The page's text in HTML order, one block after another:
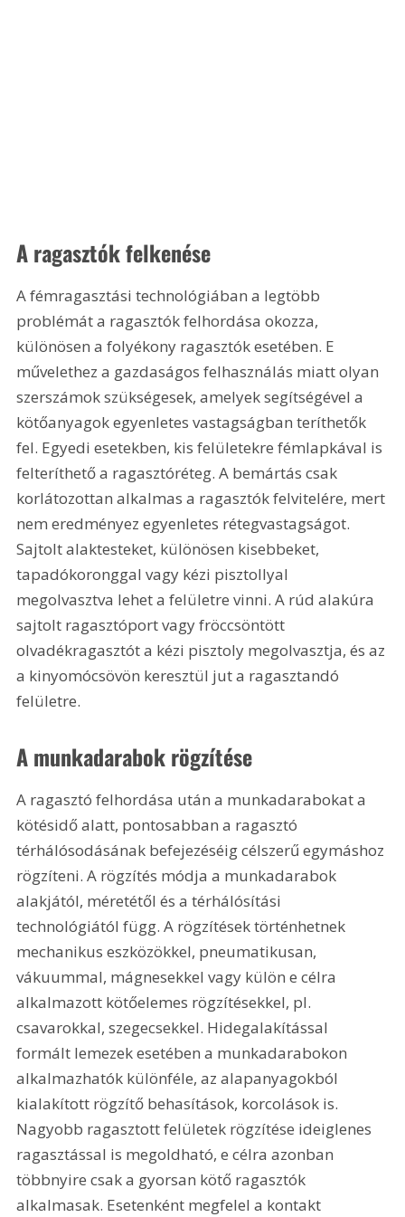
A ragasztók felkenése
A fémragasztási technológiában a legtöbb
problémát a ragasztók felhordása okozza,
különösen a folyékony ragasztók esetében. E
művelethez a gazdaságos felhasználás miatt olyan
szerszámok szükségesek, amelyek segítségével a
kötőanyagok egyenletes vastagságban teríthetők
fel. Egyedi esetekben, kis felületekre fémlapkával is
felteríthető a ragasztóréteg. A bemártás csak
korlátozottan alkalmas a ragasztók felvitelére, mert
nem eredményez egyenletes rétegvastagságot.
Sajtolt alaktesteket, különösen kisebbeket,
tapadókoronggal vagy kézi pisztollyal
megolvasztva lehet a felületre vinni. A rúd alakúra
sajtolt ragasztóport vagy fröccsöntött
olvadékragasztót a kézi pisztoly megolvasztja, és az
a kinyomócsövön keresztül jut a ragasztandó
felületre.
A munkadarabok rögzítése
A ragasztó felhordása után a munkadarabokat a
kötésidő alatt, pontosabban a ragasztó
térhálósodásának befejezéséig célszerű egymáshoz
rögzíteni. A rögzítés módja a munkadarabok
alakjától, méretétől és a térhálósítási
technológiától függ. A rögzítések történhetnek
mechanikus eszközökkel, pneumatikusan,
vákuummal, mágnesekkel vagy külön e célra
alkalmazott kötőelemes rögzítésekkel, pl.
csavarokkal, szegecsekkel. Hidegalakítással
formált lemezek esetében a munkadarabokon
alkalmazhatók különféle, az alapanyagokból
kialakított rögzítő behasítások, korcolások is.
Nagyobb ragasztott felületek rögzítése ideiglenes
ragasztással is megoldható, e célra azonban
többnyire csak a gyorsan kötő ragasztók
alkalmasak. Esetenként megfelel a kontakt